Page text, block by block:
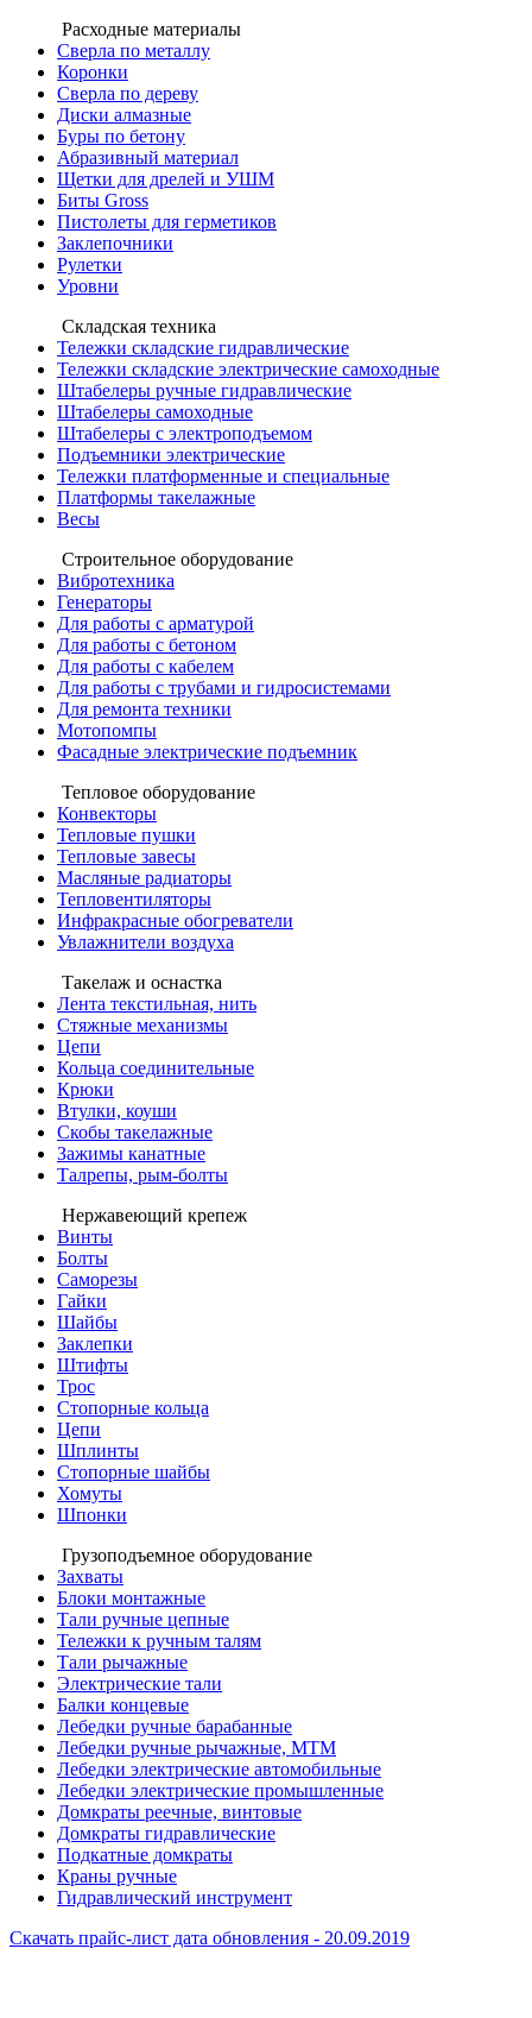
Расходные материалы
Сверла по металлу
Коронки
Сверла по дереву
Диски алмазные
Буры по бетону
Абразивный материал
Щетки для дрелей и УШМ
Биты Gross
Пистолеты для герметиков
Заклепочники
Рулетки
Уровни
Складская техника
Тележки складские гидравлические
Тележки складские электрические самоходные
Штабелеры ручные гидравлические
Штабелеры самоходные
Штабелеры с электроподъемом
Подъемники электрические
Тележки платформенные и специальные
Платформы такелажные
Весы
Строительное оборудование
Вибротехника
Генераторы
Для работы с арматурой
Для работы с бетоном
Для работы с кабелем
Для работы с трубами и гидросистемами
Для ремонта техники
Мотопомпы
Фасадные электрические подъемник
Тепловое оборудование
Конвекторы
Тепловые пушки
Тепловые завесы
Масляные радиаторы
Тепловентиляторы
Инфракрасные обогреватели
Увлажнители воздуха
Такелаж и оснастка
Лента текстильная, нить
Стяжные механизмы
Цепи
Кольца соединительные
Крюки
Втулки, коуши
Скобы такелажные
Зажимы канатные
Талрепы, рым-болты
Нержавеющий крепеж
Винты
Болты
Саморезы
Гайки
Шайбы
Заклепки
Штифты
Трос
Стопорные кольца
Цепи
Шплинты
Стопорные шайбы
Хомуты
Шпонки
Грузоподъемное оборудование
Захваты
Блоки монтажные
Тали ручные цепные
Тележки к ручным талям
Тали рычажные
Электрические тали
Балки концевые
Лебедки ручные барабанные
Лебедки ручные рычажные, МТМ
Лебедки электрические автомобильные
Лебедки электрические промышленные
Домкраты реечные, винтовые
Домкраты гидравлические
Подкатные домкраты
Краны ручные
Гидравлический инструмент
Скачать прайс-лист дата обновления - 20.09.2019